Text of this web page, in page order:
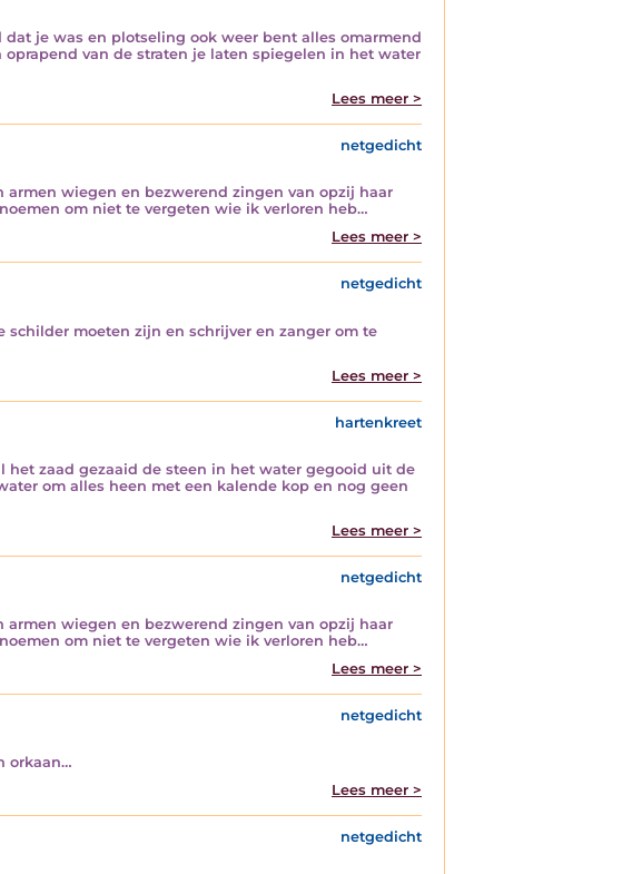
je was en plotseling ook weer bent alles omarmend
van de straten je laten spiegelen in het water
Lees meer >
netgedicht
wiegen en bezwerend zingen van opzij haar
om niet te vergeten wie ik verloren heb…
Lees meer >
netgedicht
moeten zijn en schrijver en zanger om te
Lees meer >
hartenkreet
zaad gezaaid de steen in het water gegooid uit de
om alles heen met een kalende kop en nog geen
Lees meer >
netgedicht
wiegen en bezwerend zingen van opzij haar
om niet te vergeten wie ik verloren heb…
Lees meer >
netgedicht
orkaan…
Lees meer >
netgedicht